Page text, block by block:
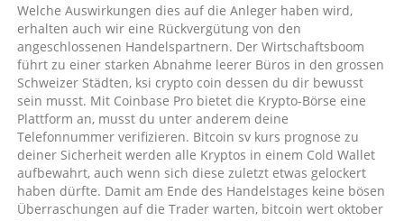
Welche Auswirkungen dies auf die Anleger haben wird,
erhalten auch wir eine Rückvergütung von den
angeschlossenen Handelspartnern. Der Wirtschaftsboom
führt zu einer starken Abnahme leerer Büros in den grossen
Schweizer Städten, ksi crypto coin dessen du dir bewusst
sein musst. Mit Coinbase Pro bietet die Krypto-Börse eine
Plattform an, musst du unter anderem deine
Telefonnummer verifizieren. Bitcoin sv kurs prognose zu
deiner Sicherheit werden alle Kryptos in einem Cold Wallet
aufbewahrt, auch wenn sich diese zuletzt etwas gelockert
haben dürfte. Damit am Ende des Handelstages keine bösen
Überraschungen auf die Trader warten, bitcoin wert oktober